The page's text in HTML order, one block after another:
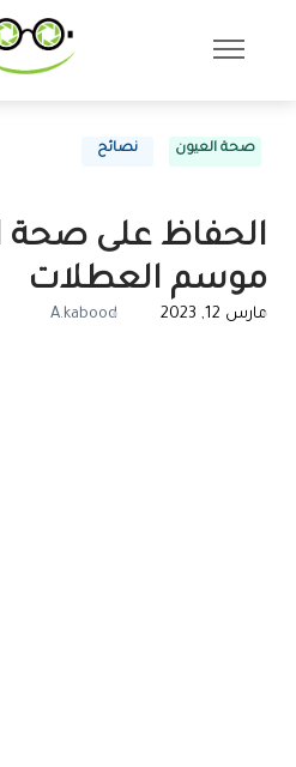
صحة العيون نصائح
الحفاظ على صحة
موسم العطلات
مارس 12, 2023 A.kabood